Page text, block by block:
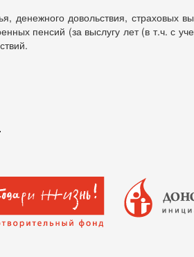
денежного довольствия, страховых
пенсий (за выслугу лет (в т.ч. с